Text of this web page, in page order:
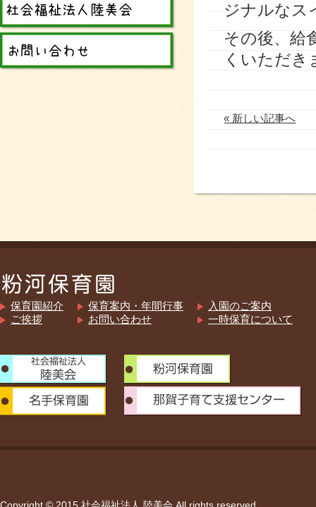
ジナルなス
その後、給
くいただき
« 新しい記事へ
保育園紹介
ご挨拶
保育案内・年間行事
お問い合わせ
入園のご案内
一時保育について